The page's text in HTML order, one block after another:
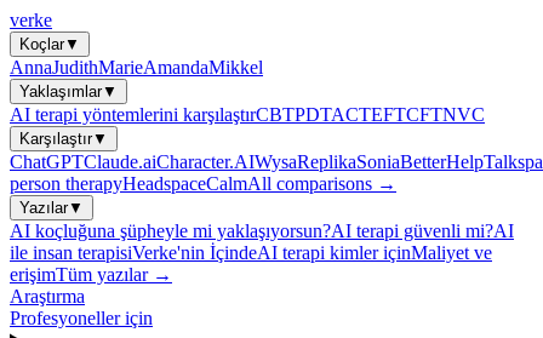
verke
Koçlar▼
AnnaJudithMarieAmandaMikkel
Yaklaşımlar▼
AI terapi yöntemlerini karşılaştırCBTPDTACTEFTCFTNVC
Karşılaştır▼
ChatGPTClaude.aiCharacter.AIWysaReplikaSoniaBetterHelp
person therapyHeadspaceCalmAll comparisons →
Yazılar▼
AI koçluğuna şüpheyle mi yaklaşıyorsun?AI terapi güvenli mi?AI
ile insan terapisiVerke'nin İçindeAI terapi kimler içinMaliyet ve
erişimTüm yazılar →
Araştırma
Profesyoneller için